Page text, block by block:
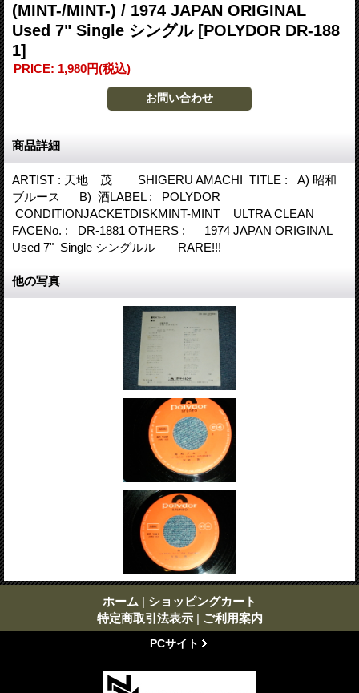
(MINT-/MINT-) / 1974 JAPAN ORIGINAL
Used 7" Single シングル [POLYDOR DR-188
1]
PRICE: 1,980円(税込)
商品詳細
ARTIST : 天地 茂 SHIGERU AMACHI TITLE : A) 昭和
ブルース B) 酒LABEL : POLYDOR
CONDITIONJACKETDISKMINT-MINT ULTRA CLEAN
FACENo. : DR-1881 OTHERS : 1974 JAPAN ORIGINAL
Used 7" Single シングルル RARE!!!
他の写真
ホーム | ショッピングカート
特定商取引法表示 | ご利用案内
PCサイト